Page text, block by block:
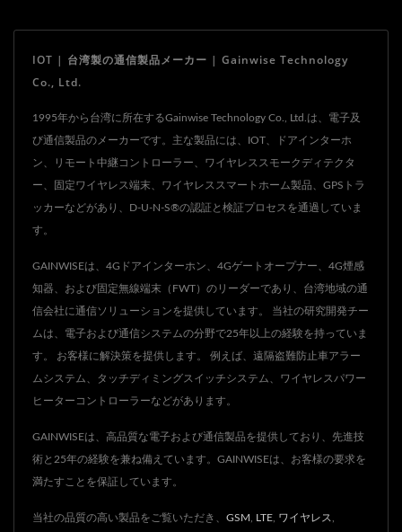
IOT | 台湾製の通信製品メーカー | Gainwise Technology
Co., Ltd.
1995年から台湾に所在するGainwise Technology Co., Ltd.は、電子及
び通信製品のメーカーです。主な製品には、IOT、ドアインターホ
ン、リモート中継コントローラー、ワイヤレススモークディテクタ
ー、固定ワイヤレス端末、ワイヤレススマートホーム製品、GPSトラ
ッカーなどがあり、D-U-N-S®の認証と検証プロセスを通過していま
す。
GAINWISEは、4Gドアインターホン、4Gゲートオープナー、4G煙感
知器、および固定無線端末（FWT）のリーダーであり、台湾地域の通
信会社に通信ソリューションを提供しています。 当社の研究開発チー
ムは、電子および通信システムの分野で25年以上の経験を持っていま
す。 お客様に解決策を提供します。 例えば、遠隔盗難防止車アラー
ムシステム、タッチディミングスイッチシステム、ワイヤレスパワー
ヒーターコントローラーなどがあります。
GAINWISEは、高品質な電子および通信製品を提供しており、先進技
術と25年の経験を兼ね備えています。GAINWISEは、お客様の要求を
満たすことを保証しています。
当社の品質の高い製品をご覧いただき、 GSM LTE ワイヤレス